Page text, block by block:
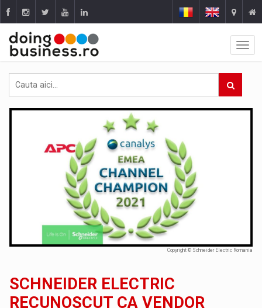
Copyright © Schneider Electric Romania
SCHNEIDER ELECTRIC
RECUNOSCUT CA VENDOR